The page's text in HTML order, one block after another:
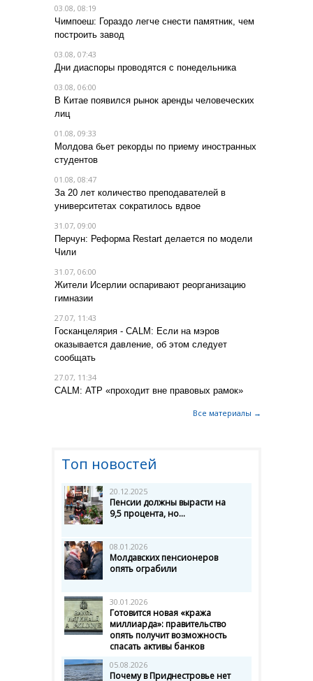
03.08, 08:19
Чимпоеш: Гораздо легче снести памятник, чем
построить завод
03.08, 07:43
Дни диаспоры проводятся с понедельника
03.08, 06:00
В Китае появился рынок аренды человеческих
лиц
01.08, 09:33
Молдова бьет рекорды по приему иностранных
студентов
01.08, 08:47
За 20 лет количество преподавателей в
университетах сократилось вдвое
31.07, 09:00
Перчун: Реформа Restart делается по модели
Чили
31.07, 06:00
Жители Исерлии оспаривают реорганизацию
гимназии
27.07, 11:43
Госканцелярия - CALM: Если на мэров
оказывается давление, об этом следует
сообщать
27.07, 11:34
CALM: АТР «проходит вне правовых рамок»
Все материалы →
Топ новостей
20.12.2025
Пенсии должны вырасти на
9,5 процента, но...
08.01.2026
Молдавских пенсионеров
опять ограбили
30.01.2026
Готовится новая «кража
миллиарда»: правительство
опять получит возможность
спасать активы банков
05.08.2026
Почему в Приднестровье нет